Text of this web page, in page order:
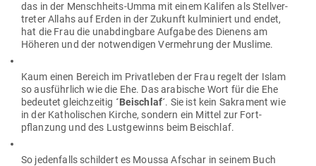
das in der Mensch­heits-Umma mit einem Kalifen als Stell­ver­
treter Allahs auf Erden in der Zukunft kul­mi­niert und endet,
hat die Frau die unab­dingbare Aufgabe des Dienens am
Höheren und der not­wen­digen Ver­mehrung der Muslime.
Kaum einen Bereich im Pri­vat­leben der Frau regelt der Islam
so aus­führlich wie die Ehe. Das ara­bische Wort für die Ehe
bedeutet gleich­zeitig ´Bei­schlaf´. Sie ist kein Sakrament wie
in der Katho­li­schen Kirche, sondern ein Mittel zur Fort­
pflanzung und des Lust­ge­winns beim Beischlaf.
So jeden­falls schildert es Moussa Afschar in seinem Buch